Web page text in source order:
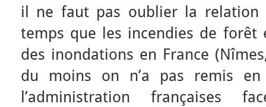
il ne faut pas oublier la relation
temps que les incendies de forêt
des inondations en France
du moins on n’a pas remis
l’administration françaises